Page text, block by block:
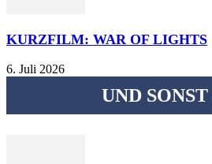
KURZFILM: WAR OF LIGHTS
6. Juli 2026
UND SONST